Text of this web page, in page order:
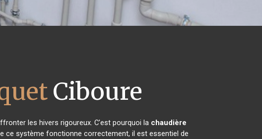
Ciboure
les hivers rigoureux. C'est pourquoi la chaudière
ce système fonctionne correctement, il est essentiel de